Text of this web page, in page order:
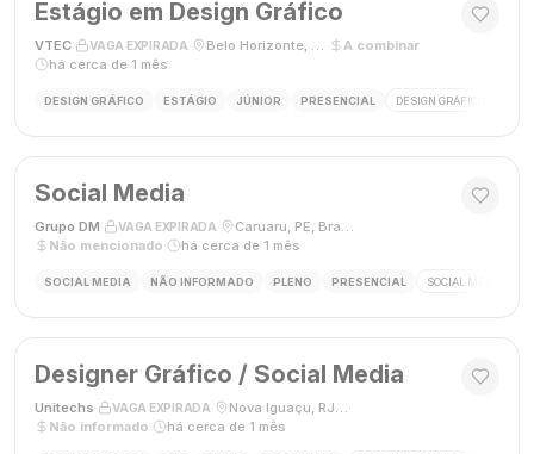
Estágio em Design Gráfico
VTEC VAGA EXPIRADA Belo Horizonte, MG A combinar·
há cerca de 1 mês
DESIGN GRÁFICO ESTÁGIO JÚNIOR PRESENCIAL DESIGN GRÁFICO
Social Media
Grupo DM VAGA EXPIRADA Caruaru, PE, Brasil
Não mencionado
há cerca de 1 mês
SOCIAL MEDIA NÃO INFORMADO PLENO PRESENCIAL SOCIAL MEDIA
Designer Gráfico / Social Media
Unitechs VAGA EXPIRADA Nova Iguaçu, RJ, Brasil
Não informado
há cerca de 1 mês